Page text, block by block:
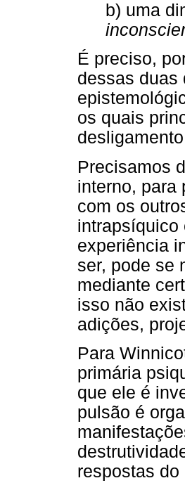
b) uma
É preciso,
dessas duas
os quais
Precisamos
interno, para
com os
intrapsíquico
experiência
ser, pode se
mediante
isso não
adições,
Para
primária
que ele é
pulsão é
respostas do